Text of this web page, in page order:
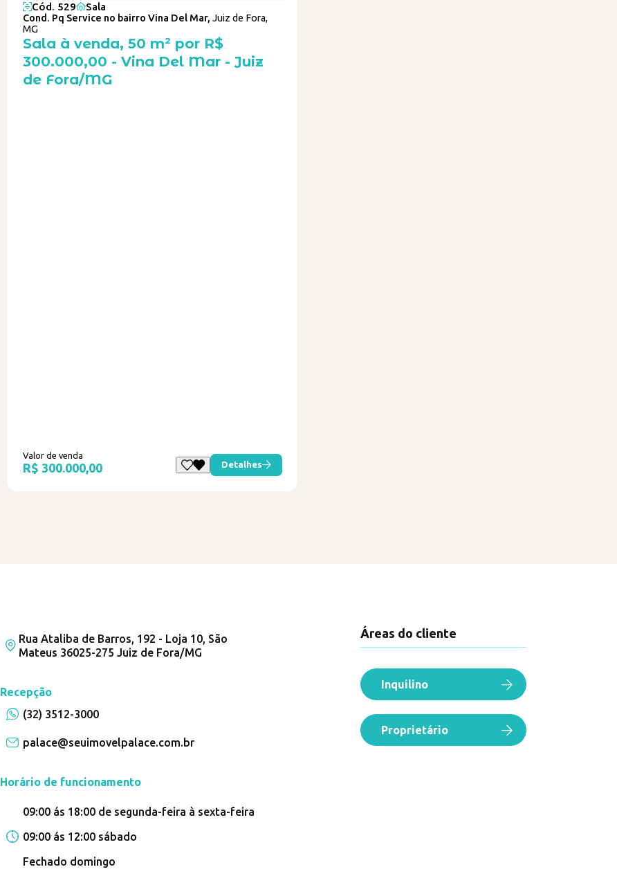
Cód. 529 Sala
Cond. Pq Service no bairro Vina Del Mar, Juiz de Fora,
MG
Sala à venda, 50 m² por R$
300.000,00 - Vina Del Mar - Juiz
de Fora/MG
Valor de venda
R$ 300.000,00 Detalhes
Rua Ataliba de Barros, 192 - Loja 10, São
Mateus 36025-275 Juiz de Fora/MG
Recepção
(32) 3512-3000
palace@seuimovelpalace.com.br
Horário de funcionamento
09:00 ás 18:00 de segunda-feira à sexta-feira
09:00 ás 12:00 sábado
Fechado domingo
Áreas do cliente
Inquilino
Proprietário